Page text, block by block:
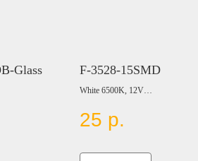
Glass F-3528-15SMD
White 6500K, 12V
LED Type: SMD3528
25 р.